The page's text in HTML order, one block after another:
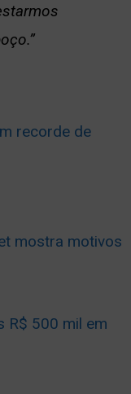
recorde de
mostra motivos
R$ 500 mil em